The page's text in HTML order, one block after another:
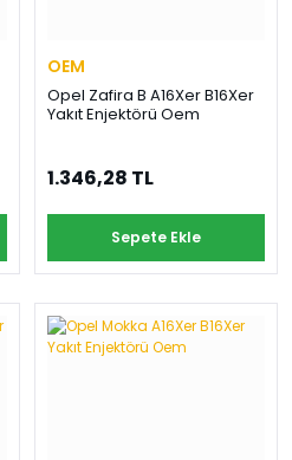
OEM
Opel Zafira B A16Xer B16Xer
Yakıt Enjektörü Oem
1.346,28 TL
Sepete Ekle